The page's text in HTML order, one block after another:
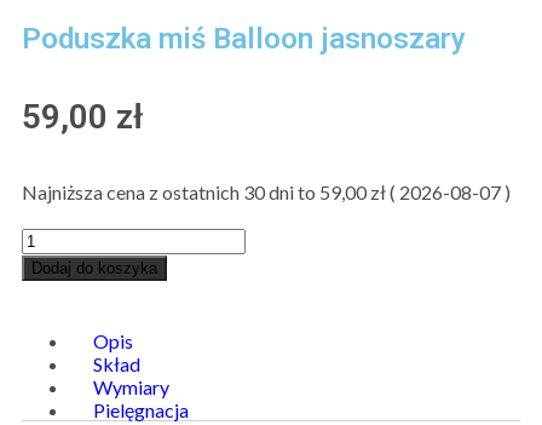
Poduszka miś Balloon jasnoszary
59,00 zł
Najniższa cena z ostatnich 30 dni to 59,00 zł( 2026-08-07 )
Dodaj do koszyka
Opis
Skład
Wymiary
Pielęgnacja